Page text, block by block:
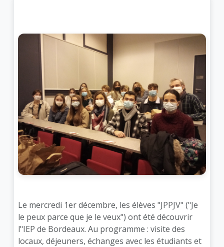
Le mercredi 1er décembre, les élèves "JPPJV" ("Je
le peux parce que je le veux") ont été découvrir
l"IEP de Bordeaux. Au programme : visite des
locaux, déjeuners, échanges avec les étudiants et